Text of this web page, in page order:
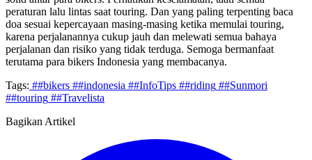
peraturan lalu lintas saat touring. Dan yang paling terpenting baca
doa sesuai kepercayaan masing-masing ketika memulai touring,
karena perjalanannya cukup jauh dan melewati semua bahaya
perjalanan dan risiko yang tidak terduga. Semoga bermanfaat
terutama para bikers Indonesia yang membacanya.
Tags: ##bikers ##indonesia ##InfoTips ##riding ##Sunmori
##touring ##Travelista
Bagikan Artikel